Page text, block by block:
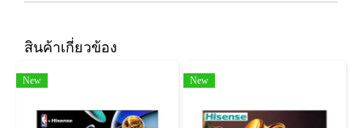
สินค้าเกี่ยวข้อง
New New